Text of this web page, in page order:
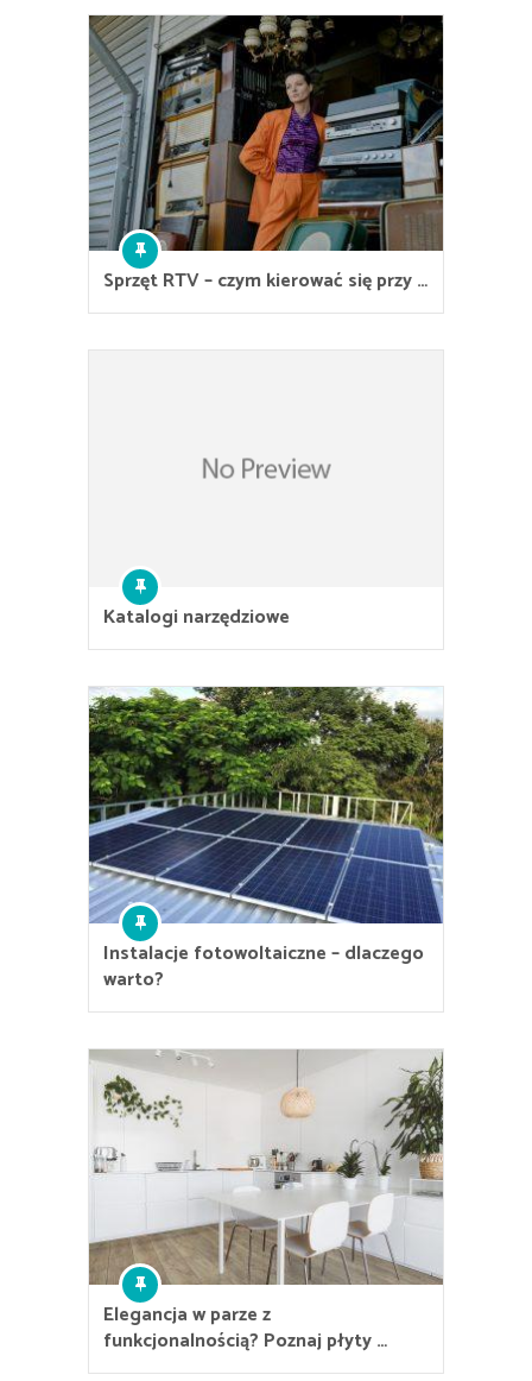
Sprzęt RTV – czym kierować się przy …
Katalogi narzędziowe
Instalacje fotowoltaiczne – dlaczego
warto?
Elegancja w parze z
funkcjonalnością? Poznaj płyty …